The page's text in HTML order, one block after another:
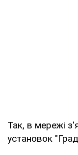
Так, в мережі
установок